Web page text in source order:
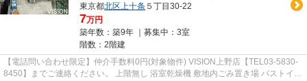
東京都北区上十条 ５丁目30-22
7万円
築年数：築9年 ｜募集中： 3室
階数：2階建
【電話問い合わせ限定】仲介手数料0円(対象物件) VISION上野店【TEL03-5830-
8450】までご連絡ください。 上階無し 浴室乾燥機 敷地内ごみ置き場 バストイレ